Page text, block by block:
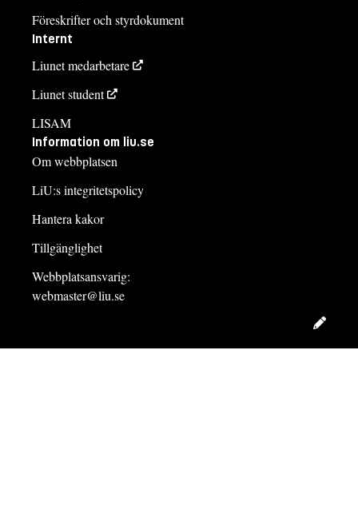
Föreskrifter och styrdokument
Internt
Liunet medarbetare
Liunet student
LISAM
Information om liu.se
Om webbplatsen
LiU:s integritetspolicy
Hantera kakor
Tillgänglighet
Webbplatsansvarig:
webmaster@liu.se